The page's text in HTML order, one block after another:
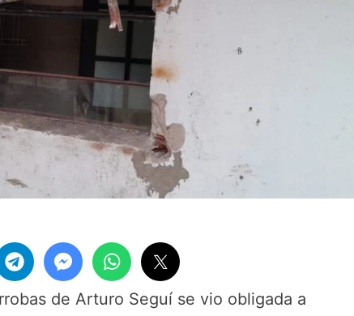
de Arturo Seguí se vio obligada a